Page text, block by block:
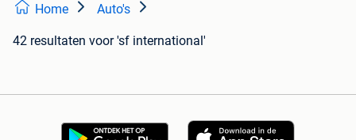
Home Auto's
42 resultaten voor 'sf international'